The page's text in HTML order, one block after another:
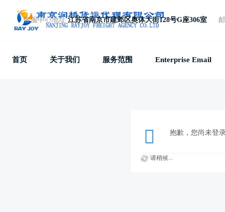
客服中心地址 江苏省南京市建邺区奥体大街128号G座306室
首页 关于我们 服务范围 Enterprise Email
抱歉，您尚未登
请稍候...